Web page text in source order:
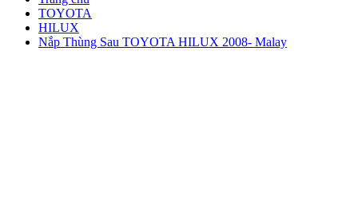
TOYOTA
HILUX
Nắp Thùng Sau TOYOTA HILUX 2008- Malay